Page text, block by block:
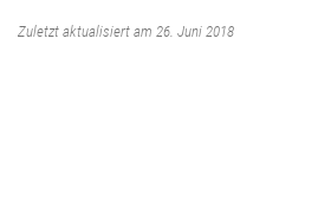
‌Zuletzt aktualisiert am 26. Juni 2018